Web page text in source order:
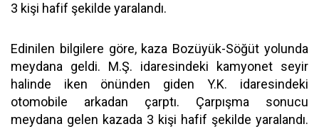
3 kişi hafif şekilde yaralandı.
Edinilen bilgilere göre, kaza Bozüyük-Söğüt yolunda
meydana geldi. M.Ş. idaresindeki kamyonet seyir
halinde iken önünden giden Y.K. idaresindeki
otomobile arkadan çarptı. Çarpışma sonucu
meydana gelen kazada 3 kişi hafif şekilde yaralandı.